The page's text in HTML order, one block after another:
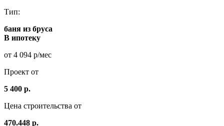
Тип:
баня из бруса
В ипотеку
от 4 094 р/мес
Проект от
5 400 р.
Цена строительства от
470.448 р.